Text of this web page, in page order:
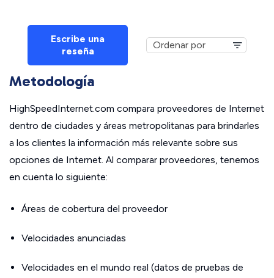
Escribe una
reseña
Metodología
HighSpeedInternet.com compara proveedores de Internet
dentro de ciudades y áreas metropolitanas para brindarles
a los clientes la información más relevante sobre sus
opciones de Internet. Al comparar proveedores, tenemos
en cuenta lo siguiente:
Áreas de cobertura del proveedor
Velocidades anunciadas
Velocidades en el mundo real (datos de pruebas de